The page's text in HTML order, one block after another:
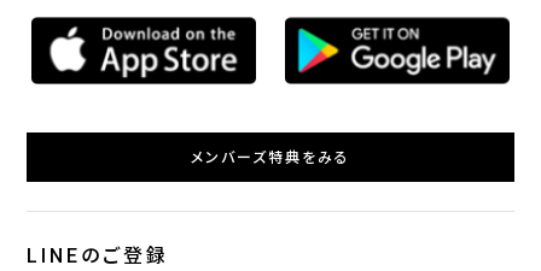
メンバーズ特典をみる
LINEのご登録